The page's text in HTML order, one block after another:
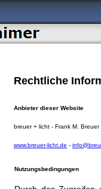
Rechtliche
Anbieter dieser Website
breuer + licht - Frank M.
www.breuer-licht.de -
Nutzungsbedingungen